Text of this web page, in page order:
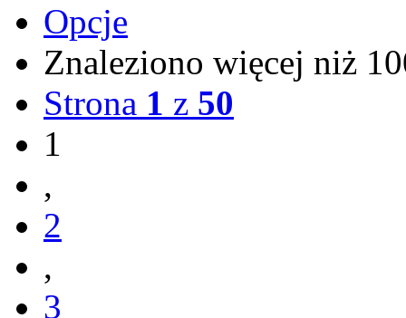
Opcje
Znaleziono więcej niż
Strona 1 z 50
1
,
2
,
3